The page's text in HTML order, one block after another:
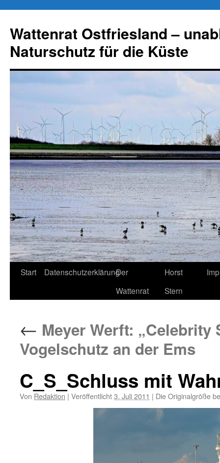
springen
Wattenrat Ostfriesland –
Naturschutz für die Küste
Start DatenschutzerklärungDer
Wattenrat
Horst
Stern
← Meyer Werft:
Vogelschutz an der Ems
C_S_Schluss mit
Von Redaktion | Veröffentlicht3. Juli 2011 | Die Originalgröße